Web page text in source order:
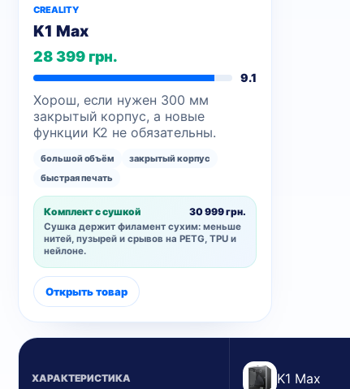
CREALITY
K1 Max
28 399 грн.
9.1
Хорош, если нужен 300 мм
закрытый корпус, а новые
функции K2 не обязательны.
большой объём
закрытый корпус
быстрая печать
Комплект с сушкой 30 999 грн.
Сушка держит филамент сухим: меньше
нитей, пузырей и срывов на PETG, TPU и
нейлоне.
Открыть товар
ХАРАКТЕРИСТИКА K1 Max